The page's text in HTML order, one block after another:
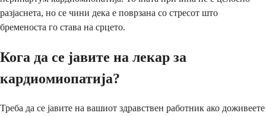
разјаснета, но се чини дека е поврзана со стресот што
бременоста го става на срцето.
Кога да се јавите на лекар за
кардиомиопатија?
Треба да се јавите на вашиот здравствен работник ако доживеете